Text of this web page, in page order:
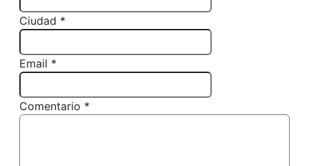
Ciudad *
Email *
Comentario *